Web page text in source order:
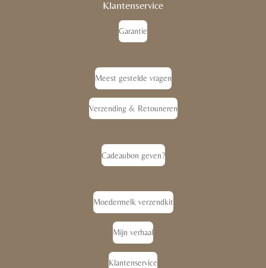
Klantenservice
Garantie
Meest gestelde vragen
Verzending & Retouneren
Cadeaubon geven?
Moedermelk verzendkit
Mijn verhaal
Klantenservice